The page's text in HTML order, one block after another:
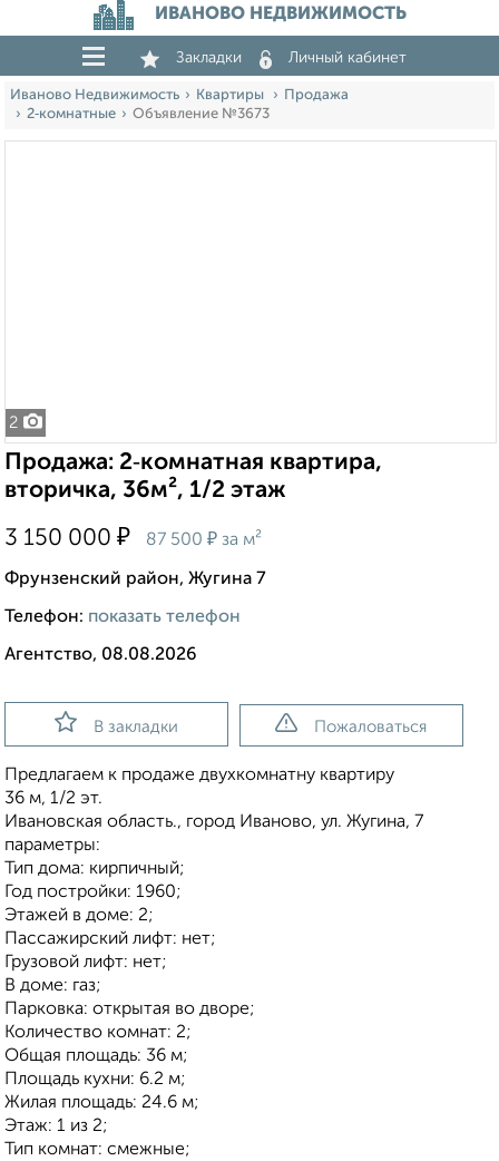
ИВАНОВО НЕДВИЖИМОСТЬ
Закладки Личный кабинет
Иваново Недвижимость Квартиры
Продажа
2‑комнатные
Объявление №3673
2
Продажа: 2‑комнатная квартира,
вторичка, 36м², 1/2 этаж
3 150 000 ₽ 87 500 ₽ за м²
Фрунзенский район, Жугина 7
Телефон: показать телефон
Агентство, 08.08.2026
В закладки Пожаловаться
Предлагаем к продаже двухкомнатну квартиру
36 м, 1/2 эт.
Ивановская область., город Иваново, ул. Жугина, 7
параметры:
Тип дома: кирпичный;
Год постройки: 1960;
Этажей в доме: 2;
Пассажирский лифт: нет;
Грузовой лифт: нет;
В доме: газ;
Парковка: открытая во дворе;
Количество комнат: 2;
Общая площадь: 36 м;
Площадь кухни: 6.2 м;
Жилая площадь: 24.6 м;
Этаж: 1 из 2;
Тип комнат: смежные;